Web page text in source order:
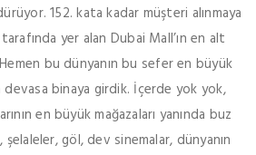
152. kata kadar müşteri alınmaya
yer alan Dubai Mall’ın en alt
bu dünyanın bu sefer en büyük
devasa binaya girdik. İçerde yok yok,
en büyük mağazaları yanında buz
göl, dev sinemalar, dünyanın